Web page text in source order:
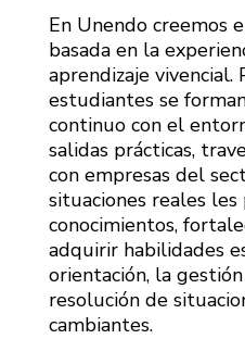
En Unendo creemos
basada en la
aprendizaje vivencial.
estudiantes se
continuo con el
salidas prácticas,
con empresas del
situaciones reales
conocimientos,
adquirir habilidades
orientación, la
resolución de
cambiantes.